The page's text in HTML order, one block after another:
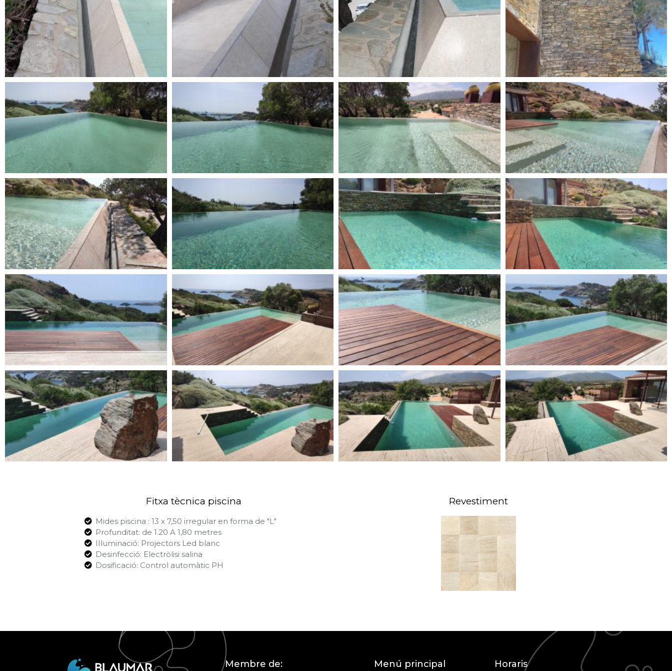
Fitxa tècnica piscina
Mides piscina : 13 x 7,50 irregular en forma de "L"
Profunditat: de 1.20 A 1,80 metres
Il·luminació: Projectors Led blanc
Desinfecció: Electròlisi salina
Dosificació: Control automàtic PH
Revestiment
Membre de: Menú principal Horaris